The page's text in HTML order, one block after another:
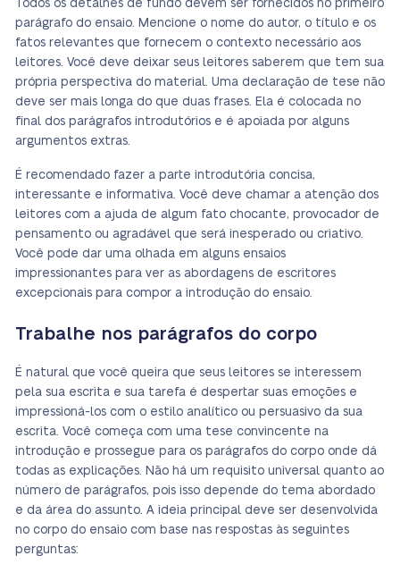
Todos os detalhes de fundo devem ser fornecidos no primeiro
parágrafo do ensaio. Mencione o nome do autor, o título e os
fatos relevantes que fornecem o contexto necessário aos
leitores. Você deve deixar seus leitores saberem que tem sua
própria perspectiva do material. Uma declaração de tese não
deve ser mais longa do que duas frases. Ela é colocada no
final dos parágrafos introdutórios e é apoiada por alguns
argumentos extras.
É recomendado fazer a parte introdutória concisa,
interessante e informativa. Você deve chamar a atenção dos
leitores com a ajuda de algum fato chocante, provocador de
pensamento ou agradável que será inesperado ou criativo.
Você pode dar uma olhada em alguns ensaios
impressionantes para ver as abordagens de escritores
excepcionais para compor a introdução do ensaio.
Trabalhe nos parágrafos do corpo
É natural que você queira que seus leitores se interessem
pela sua escrita e sua tarefa é despertar suas emoções e
impressioná-los com o estilo analítico ou persuasivo da sua
escrita. Você começa com uma tese convincente na
introdução e prossegue para os parágrafos do corpo onde dá
todas as explicações. Não há um requisito universal quanto ao
número de parágrafos, pois isso depende do tema abordado
e da área do assunto. A ideia principal deve ser desenvolvida
no corpo do ensaio com base nas respostas às seguintes
perguntas: